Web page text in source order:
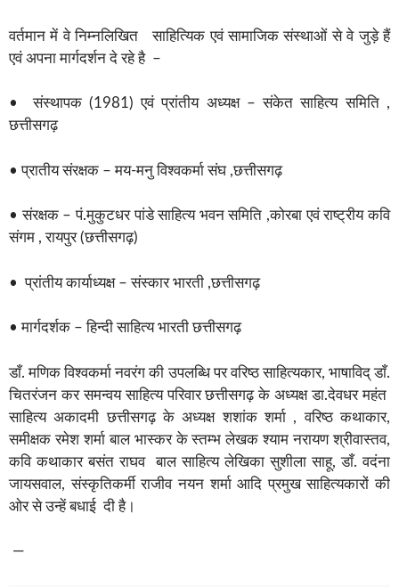
वर्तमान में वे निम्नलिखित साहित्यिक एवं सामाजिक संस्थाओं से वे जुड़े हैं
एवं अपना मार्गदर्शन दे रहे है –
• संस्थापक (1981) एवं प्रांतीय अध्यक्ष – संकेत साहित्य समिति ,
छत्तीसगढ़
• प्रातीय संरक्षक – मय-मनु विश्वकर्मा संघ ,छत्तीसगढ़
• संरक्षक – पं.मुकुटधर पांडे साहित्य भवन समिति ,कोरबा एवं राष्ट्रीय कवि
संगम , रायपुर (छत्तीसगढ़)
• प्रांतीय कार्याध्यक्ष – संस्कार भारती ,छत्तीसगढ़
• मार्गदर्शक – हिन्दी साहित्य भारती छत्तीसगढ़
डाँ. मणिक विश्वकर्मा नवरंग की उपलब्धि पर वरिष्ठ साहित्यकार, भाषाविद् डाँ.
चितरंजन कर समन्वय साहित्य परिवार छत्तीसगढ़ के अध्यक्ष डा.देवधर महंत
साहित्य अकादमी छत्तीसगढ़ के अध्यक्ष शशांक शर्मा , वरिष्ठ कथाकार,
समीक्षक रमेश शर्मा बाल भास्कर के स्तम्भ लेखक श्याम नरायण श्रीवास्तव,
कवि कथाकार बसंत राघव बाल साहित्य लेखिका सुशीला साहू, डाँ. वदंना
जायसवाल, संस्कृतिकर्मी राजीव नयन शर्मा आदि प्रमुख साहित्यकारों की
ओर से उन्हें बधाई दी है।
—